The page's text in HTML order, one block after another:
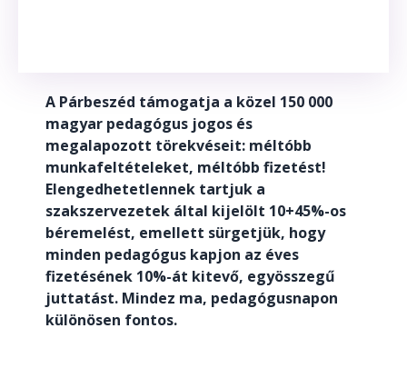
A Párbeszéd támogatja a közel 150 000
magyar pedagógus jogos és
megalapozott törekvéseit: méltóbb
munkafeltételeket, méltóbb fizetést!
Elengedhetetlennek tartjuk a
szakszervezetek által kijelölt 10+45%-os
béremelést, emellett sürgetjük, hogy
minden pedagógus kapjon az éves
fizetésének 10%-át kitevő, egyösszegű
juttatást. Mindez ma, pedagógusnapon
különösen fontos.